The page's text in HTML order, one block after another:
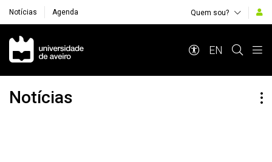
Notícias Agenda Quem sou?
Navegação Principal
EN
Notícias